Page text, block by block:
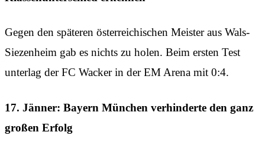
Gegen den späteren österreichischen Meister aus Wals-
Siezenheim gab es nichts zu holen. Beim ersten Test
unterlag der FC Wacker in der EM Arena mit 0:4.
17. Jänner: Bayern München verhinderte den ganz
großen Erfolg